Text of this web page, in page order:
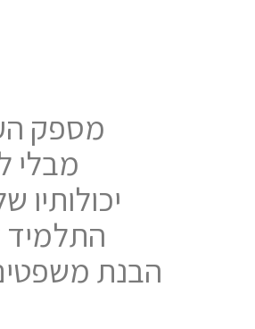
מבלי
התלמיד
הבנת